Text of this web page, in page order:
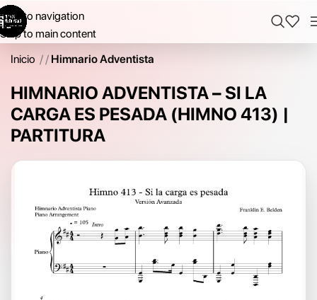
Skip to navigation
Skip to main content
Inicio / Himnario Adventista
HIMNARIO ADVENTISTA – SI LA
CARGA ES PESADA (HIMNO 413) |
PARTITURA